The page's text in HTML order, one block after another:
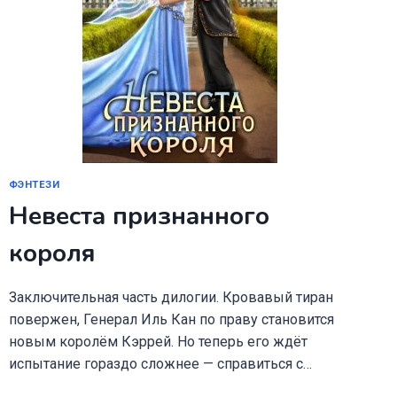
ФЭНТЕЗИ
Невеста признанного
короля
Заключительная часть дилогии. Кровавый тиран
повержен, Генерал Иль Кан по праву становится
новым королём Кэррей. Но теперь его ждёт
испытание гораздо сложнее — справиться с…